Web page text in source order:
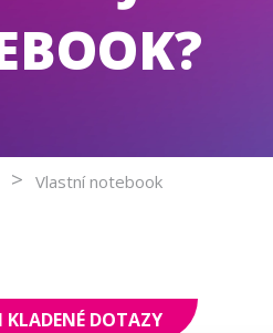
> Vlastní notebook
KLADENÉ DOTAZY